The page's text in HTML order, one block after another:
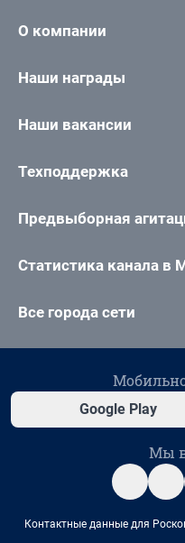
О компании
Наши награды
Наши вакансии
Техподдержка
Предвыборная
Статистика канала в
Все города сети
Google Play
Мы в
Контактные данные для